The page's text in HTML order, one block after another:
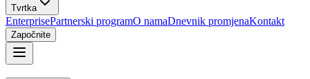
Tvrtka
EnterprisePartnerski programO namaDnevnik promjenaKontakt
Započnite